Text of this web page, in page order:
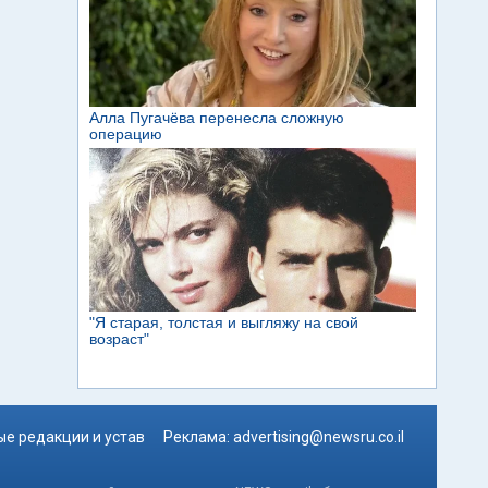
редакции и устав Реклама: advertising@newsru.co.il